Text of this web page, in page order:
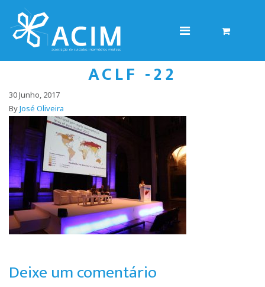
ACLF -22
30 Junho, 2017
ByJosé Oliveira
Deixe um comentário